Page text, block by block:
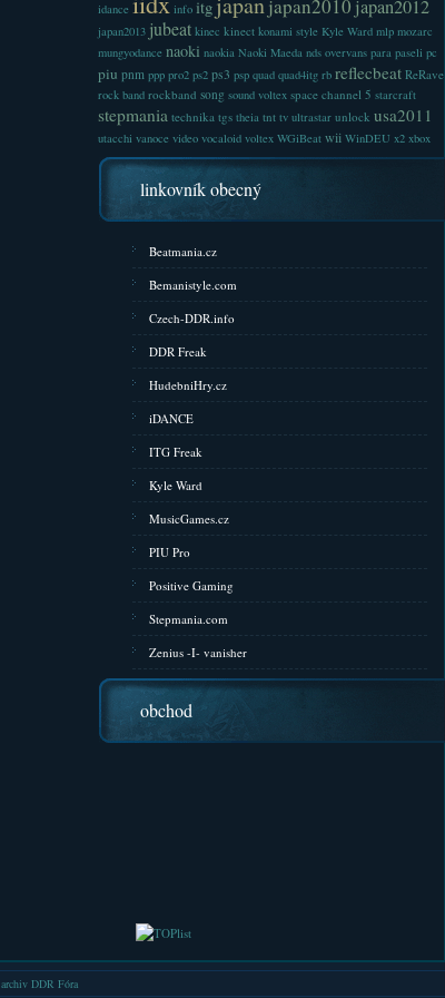
idance
info itg japan2010 japan2012
japan2013 jubeat kinec kinect konami style Kyle Ward mlp mozarc
mungyodance naoki naokia Naoki Maeda nds overvans para paseli pc
piu pnm ppp pro2 ps2 ps3 psp quad quad4itg rb reflecbeat ReRave
rock band rockband song sound voltex space channel 5 starcraft
stepmania technika tgs theia tnt tv ultrastar unlock usa2011
utacchi vanoce video vocaloid voltex WGiBeat wii WinDEU x2 xbox
linkovník obecný
Beatmania.cz
Bemanistyle.com
Czech-DDR.info
DDR Freak
HudebniHry.cz
iDANCE
ITG Freak
Kyle Ward
MusicGames.cz
PIU Pro
Positive Gaming
Stepmania.com
Zenius -I- vanisher
obchod
archiv DDR Fóra